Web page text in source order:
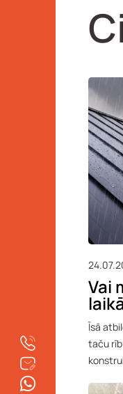
Vai
Īsā
taču